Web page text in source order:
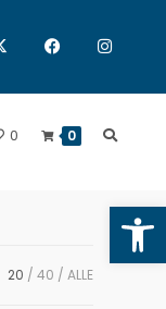
0 0
20 40 ALLE